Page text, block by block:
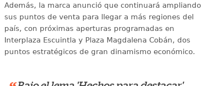
Además, la marca anunció que continuará ampliando
sus puntos de venta para llegar a más regiones del
país, con próximas aperturas programadas en
Interplaza Escuintla y Plaza Magdalena Cobán, dos
puntos estratégicos de gran dinamismo económico.